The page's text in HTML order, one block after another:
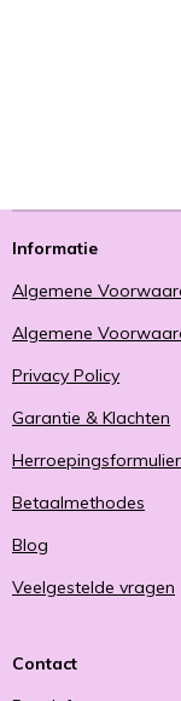
Informatie
Algemene
Algemene
Privacy Policy
Garantie & Klachten
Herroepingsformulier
Betaalmethodes
Blog
Veelgestelde vragen
Contact